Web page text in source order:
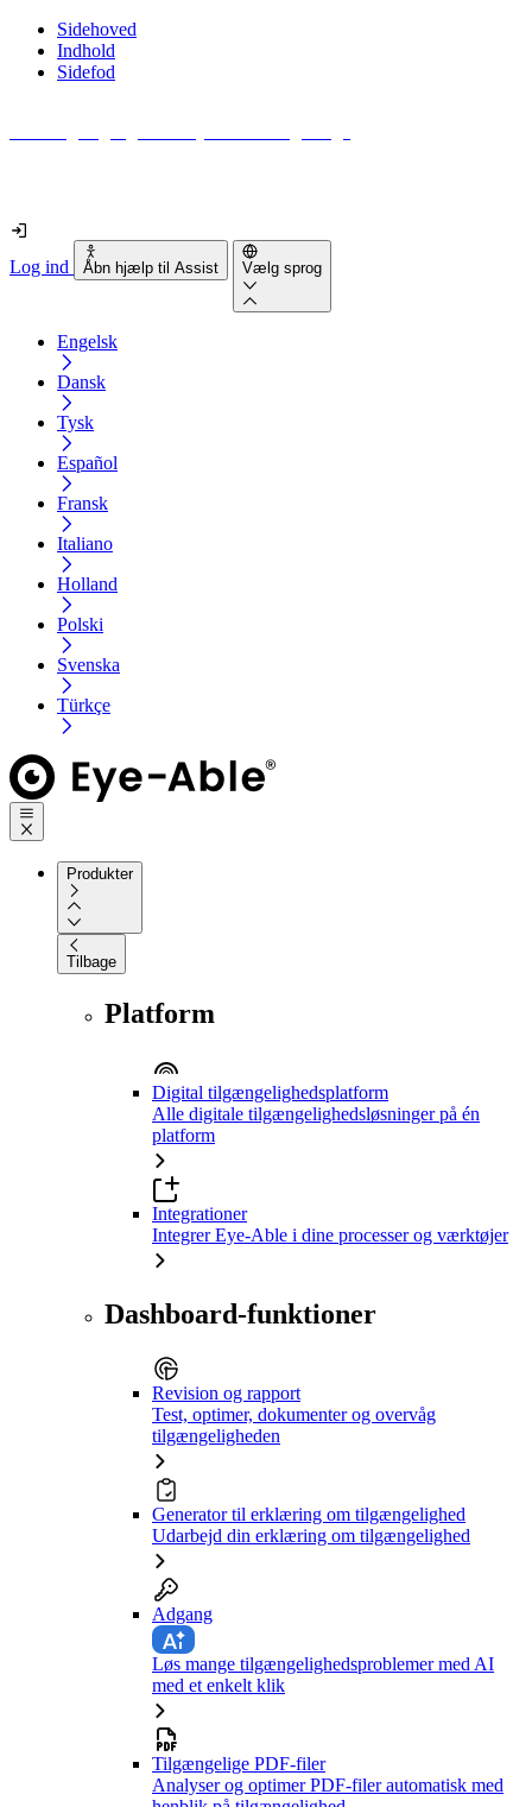
Sidehoved
Indhold
Sidefod
Log ind Åbn hjælp til Assist Vælg sprog
Engelsk
Dansk
Tysk
Español
Fransk
Italiano
Holland
Polski
Svenska
Türkçe
Produkter
Tilbage
Platform
Digital tilgængelighedsplatform
Alle digitale tilgængelighedsløsninger på én
platform
Integrationer
Integrer Eye-Able i dine processer og værktøjer
Dashboard-funktioner
Revision og rapport
Test, optimer, dokumenter og overvåg
tilgængeligheden
Generator til erklæring om tilgængelighed
Udarbejd din erklæring om tilgængelighed
Adgang
Løs mange tilgængelighedsproblemer med AI
med et enkelt klik
Tilgængelige PDF-filer
Analyser og optimer PDF-filer automatisk med